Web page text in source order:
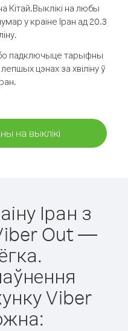
Кітай.Выклікі на любы
у краіне Іран ад 20.3
падключыце тарыфны
цэнах за хвіліну ў
на выклікі
Іран з
Out —
Viber